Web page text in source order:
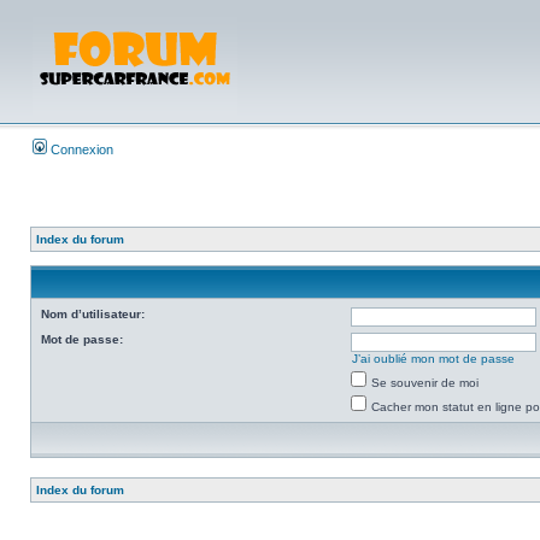
Connexion
Index du forum
Nom d’utilisateur:
Mot de passe:
J’ai oublié mon mot de passe
Se souvenir de moi
Cacher mon statut en ligne
Index du forum